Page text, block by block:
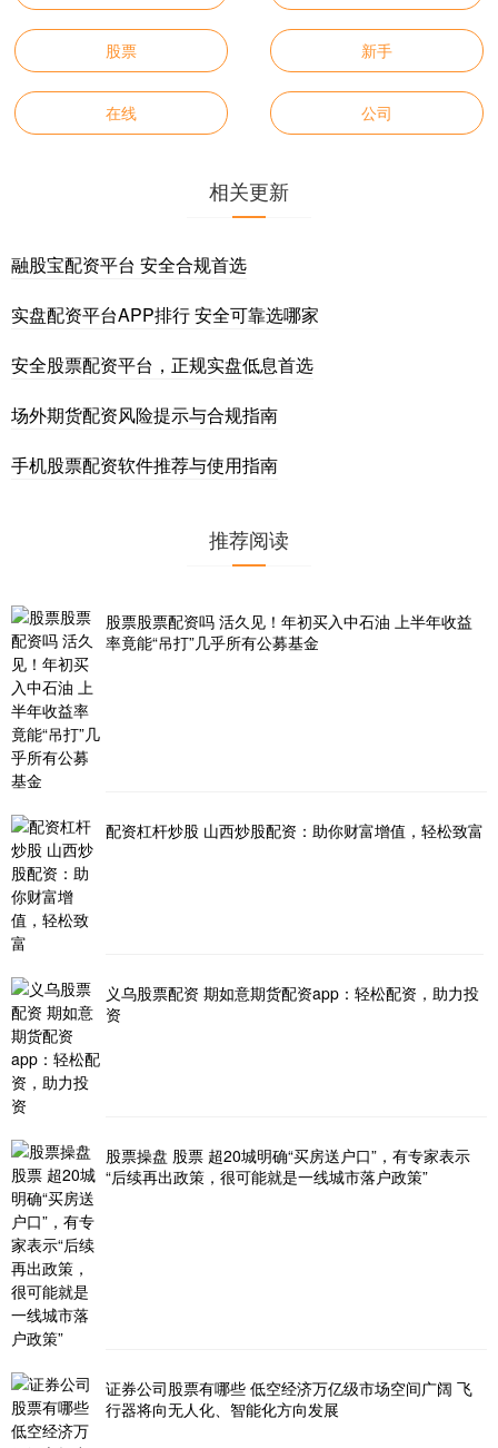
股票 新手
在线 公司
相关更新
融股宝配资平台 安全合规首选
实盘配资平台APP排行 安全可靠选哪家
安全股票配资平台，正规实盘低息首选
场外期货配资风险提示与合规指南
手机股票配资软件推荐与使用指南
推荐阅读
股票股票配资吗 活久见！年初买入中石油 上半年收益
率竟能“吊打”几乎所有公募基金
配资杠杆炒股 山西炒股配资：助你财富增值，轻松致富
义乌股票配资 期如意期货配资app：轻松配资，助力投
资
股票操盘 股票 超20城明确“买房送户口”，有专家表示
“后续再出政策，很可能就是一线城市落户政策”
证券公司股票有哪些 低空经济万亿级市场空间广阔 飞
行器将向无人化、智能化方向发展